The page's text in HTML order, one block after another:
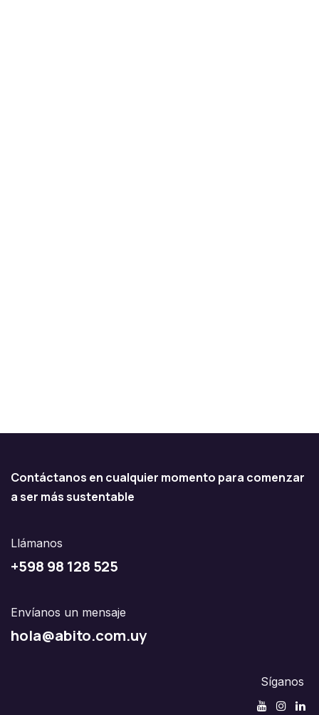
Contáctanos en cualquier momento para comenzar
a ser más sustentable
Llámanos
+598 98 128 525
Envíanos un mensaje
hola@abito.com.uy
Síganos